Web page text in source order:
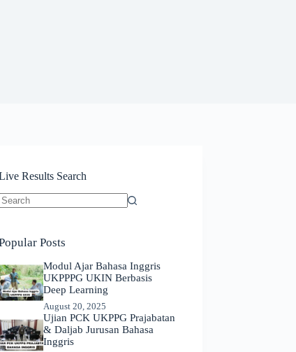
Results Search
Posts
Modul Ajar Bahasa Inggris
UKPPPG UKIN Berbasis
Deep Learning
August 20, 2025
Ujian PCK UKPPG Prajabatan
& Daljab Jurusan Bahasa
Inggris